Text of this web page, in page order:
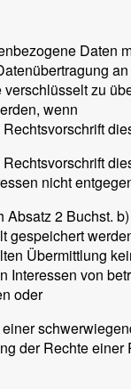
Daten
zu
wenn
nicht
Absatz 2 Buchst.
gespeichert
Übermittlung
Interessen von
oder
der Rechte einer